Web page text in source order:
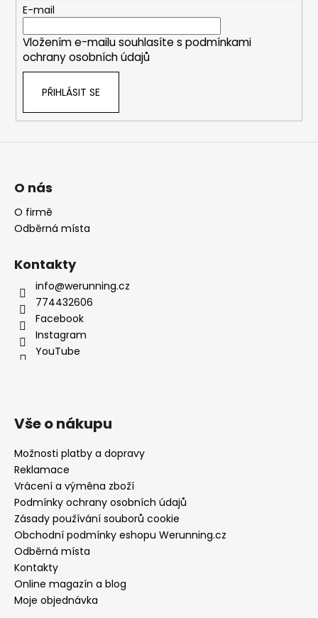
E-mail
Vložením e-mailu souhlasíte s podmínkami
ochrany osobních údajů
PŘIHLÁSIT SE
O nás
O firmě
Odběrná místa
Kontakty
info@werunning.cz
774432606
Facebook
Instagram
YouTube
Vše o nákupu
Možnosti platby a dopravy
Reklamace
Vrácení a výměna zboží
Podmínky ochrany osobních údajů
Zásady používání souborů cookie
Obchodní podmínky eshopu Werunning.cz
Odběrná místa
Kontakty
Online magazín a blog
Moje objednávka